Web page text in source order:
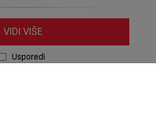
VIDI VIŠE
Usporedi